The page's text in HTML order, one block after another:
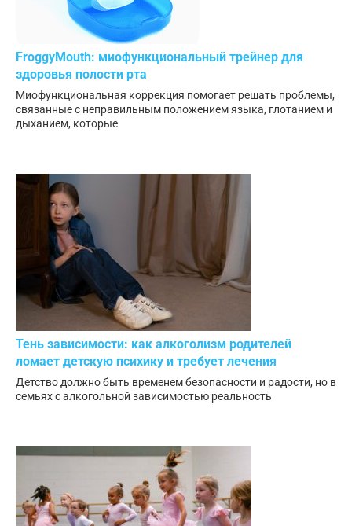
FroggyMouth: миофункциональный трейнер для
здоровья полости рта
Миофункциональная коррекция помогает решать проблемы,
связанные с неправильным положением языка, глотанием и
дыханием, которые
Тень зависимости: как алкоголизм родителей
ломает детскую психику и требует лечения
Детство должно быть временем безопасности и радости, но в
семьях с алкогольной зависимостью реальность